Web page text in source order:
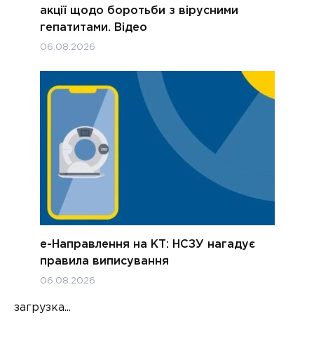
акції щодо боротьби з вірусними
гепатитами. Відео
06.08.2026
е-Направлення на КТ: НСЗУ нагадує
правила виписування
06.08.2026
загрузка...